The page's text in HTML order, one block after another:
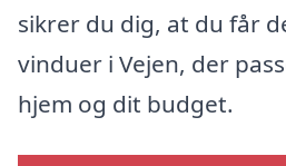
sikrer du dig, at du får
vinduer i Vejen, der
hjem og dit budget.